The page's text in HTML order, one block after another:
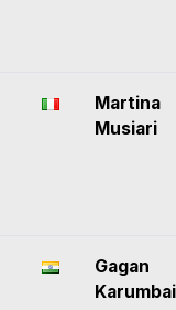
Martina
Musiari
Gagan